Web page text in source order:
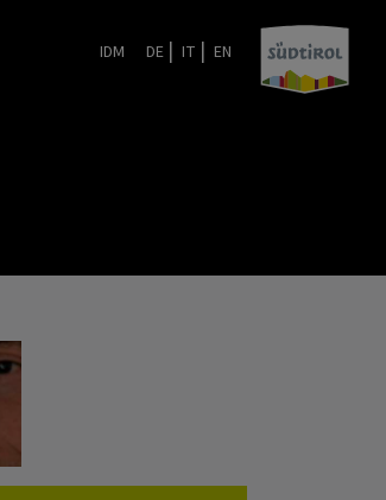
IDM DE | IT | EN